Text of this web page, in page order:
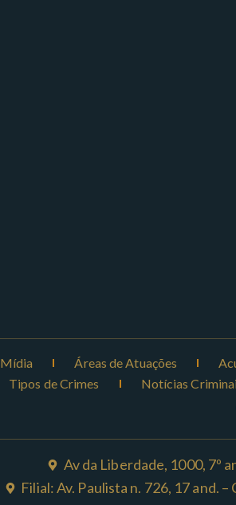
Mídia Áreas de Atuações
Tipos de Crimes Notícias
Av da Liberdade, 1000, 7º
Filial: Av. Paulista n. 726, 17 and.